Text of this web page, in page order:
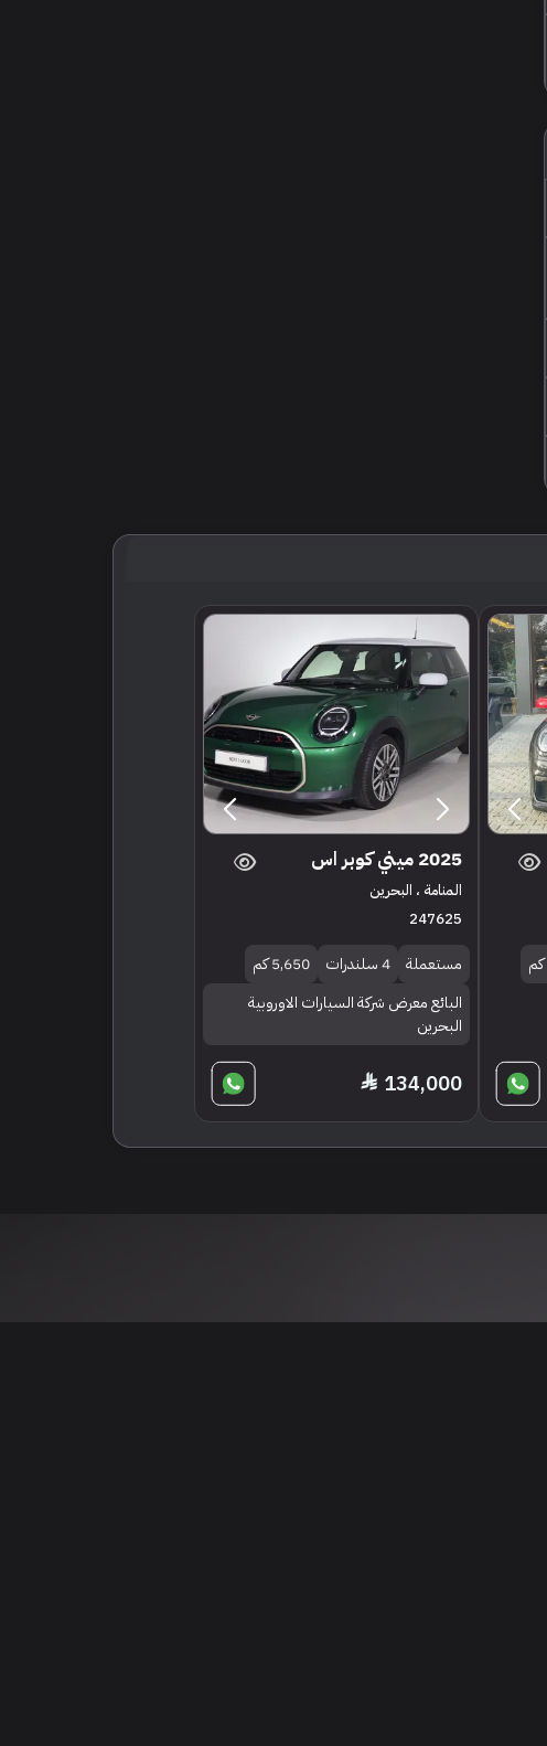
2025 ميني كوبر اس
المنامة ، البحرين
247625
مستعملة 4 سلندرات
5,650 كم
البائع معرض شركة السيارات الاوروبية
البحرين
134,000